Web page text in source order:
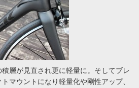
層が見直され更に軽量に。そしてブレ
マウントになり軽量化や剛性アップ、